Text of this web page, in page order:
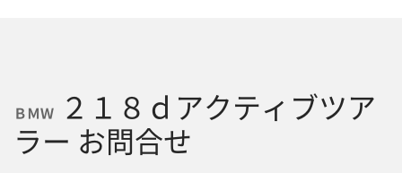
ＢＭＷ
２１８ｄアクティブツア
ラー お問合せ